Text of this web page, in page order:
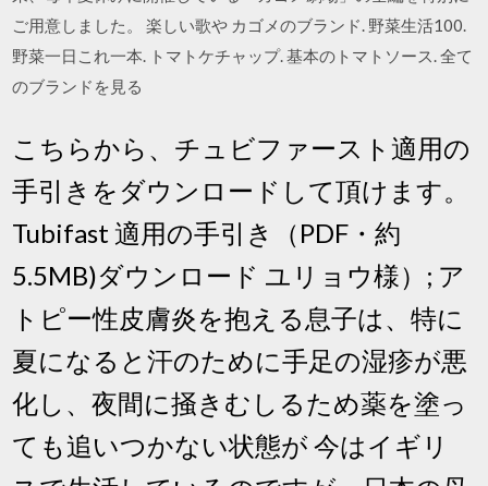
ご用意しました。 楽しい歌や カゴメのブランド. 野菜生活100.
野菜一日これ一本. トマトケチャップ. 基本のトマトソース. 全て
のブランドを見る
こちらから、チュビファースト適用の
手引きをダウンロードして頂けます。
Tubifast 適用の手引き（PDF・約
5.5MB)ダウンロード ユリョウ様）; ア
トピー性皮膚炎を抱える息子は、特に
夏になると汗のために手足の湿疹が悪
化し、夜間に掻きむしるため薬を塗っ
ても追いつかない状態が 今はイギリ